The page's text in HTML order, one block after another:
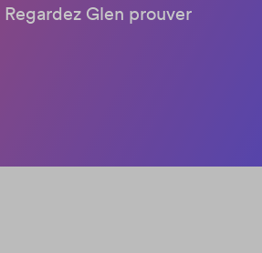
Glen prouver